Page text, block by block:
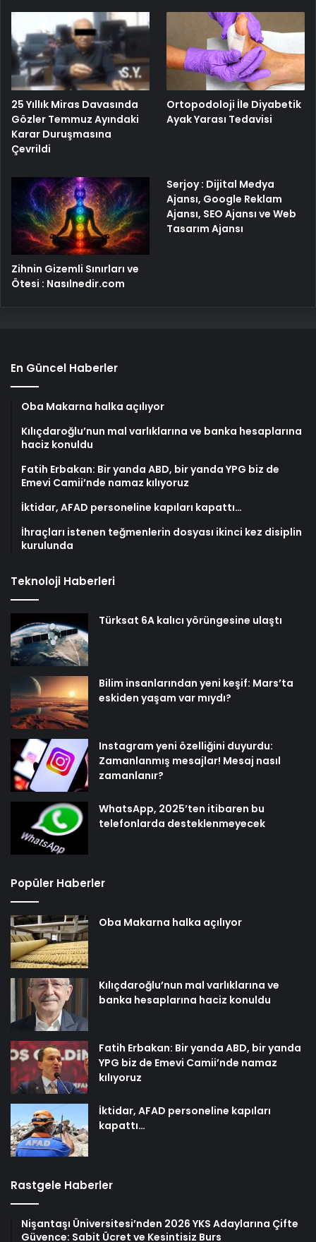
25 Yıllık Miras Davasında
Gözler Temmuz Ayındaki
Karar Duruşmasına
Çevrildi
Ortopodoloji İle Diyabetik
Ayak Yarası Tedavisi
Zihnin Gizemli Sınırları ve
Ötesi : Nasılnedir.com
Serjoy : Dijital Medya
Ajansı, Google Reklam
Ajansı, SEO Ajansı ve Web
Tasarım Ajansı
En Güncel Haberler
Oba Makarna halka açılıyor
Kılıçdaroğlu’nun mal varlıklarına ve banka hesaplarına
haciz konuldu
Fatih Erbakan: Bir yanda ABD, bir yanda YPG biz de
Emevi Camii’nde namaz kılıyoruz
İktidar, AFAD personeline kapıları kapattı…
İhraçları istenen teğmenlerin dosyası ikinci kez disiplin
kurulunda
Teknoloji Haberleri
Türksat 6A kalıcı yörüngesine ulaştı
Bilim insanlarından yeni keşif: Mars’ta
eskiden yaşam var mıydı?
Instagram yeni özelliğini duyurdu:
Zamanlanmış mesajlar! Mesaj nasıl
zamanlanır?
WhatsApp, 2025’ten itibaren bu
telefonlarda desteklenmeyecek
Popüler Haberler
Oba Makarna halka açılıyor
Kılıçdaroğlu’nun mal varlıklarına ve
banka hesaplarına haciz konuldu
Fatih Erbakan: Bir yanda ABD, bir yanda
YPG biz de Emevi Camii’nde namaz
kılıyoruz
İktidar, AFAD personeline kapıları
kapattı…
Rastgele Haberler
Nişantaşı Üniversitesi’nden 2026 YKS Adaylarına Çifte
Güvence: Sabit Ücret ve Kesintisiz Burs